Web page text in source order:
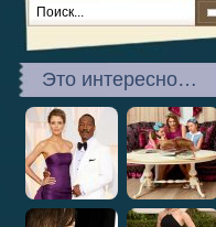
Это интересно…